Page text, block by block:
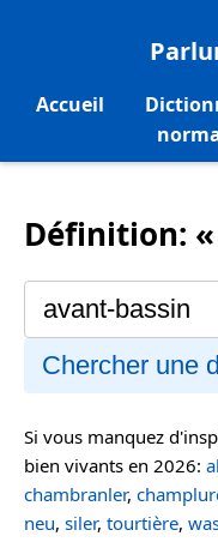
Accueil
Définition:
Chercher une
Si vous manquez
bien vivants en 2026:
chambranler,
neu, siler, tourtière,